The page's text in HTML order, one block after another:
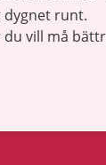
dygnet runt.
du vill må